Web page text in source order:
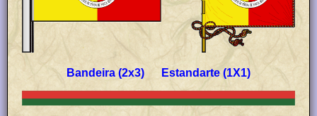
Bandeira (2x3) Estandarte (1X1)